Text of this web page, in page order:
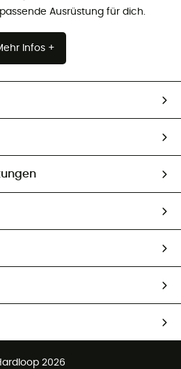
Ausrüstung für dich.
Infos +
2026